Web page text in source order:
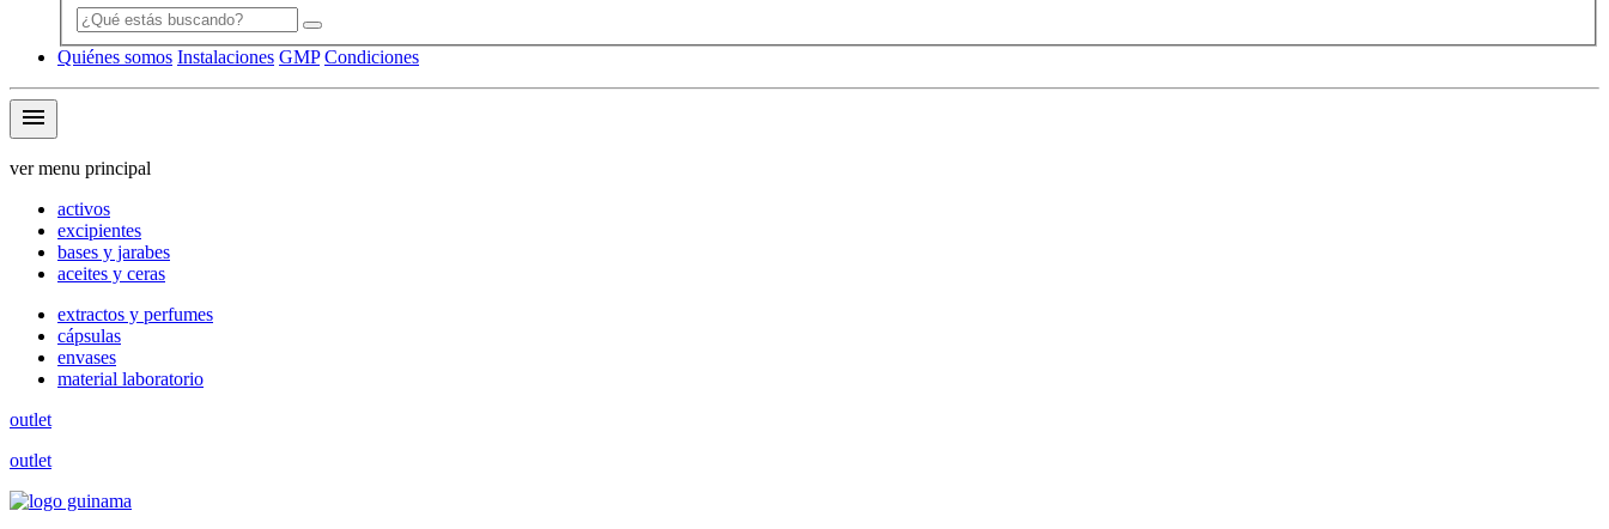
Quiénes somos Instalaciones GMP Condiciones
menu
ver menu principal
activos
excipientes
bases y jarabes
aceites y ceras
extractos y perfumes
cápsulas
envases
material laboratorio
outlet
outlet